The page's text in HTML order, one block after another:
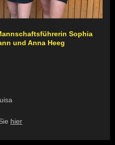
Sophia
und Anna Heeg
hier